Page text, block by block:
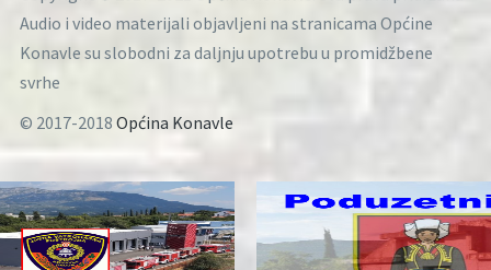
Audio i video materijali objavljeni na stranicama Općine
Konavle su slobodni za daljnju upotrebu u promidžbene
svrhe
© 2017-2018 Općina Konavle